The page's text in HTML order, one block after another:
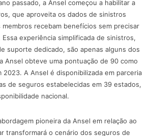
passado, a Ansel começou a habilitar a
que aproveita os dados de sinistros
membros recebam benefícios sem precisar
experiência simplificada de sinistros,
suporte dedicado, são apenas alguns dos
Ansel obteve uma pontuação de 90 como
2023. A Ansel é disponibilizada em parceria
de seguros estabelecidas em 39 estados,
nacional.
pioneira da Ansel em relação ao
transformará o cenário dos seguros de